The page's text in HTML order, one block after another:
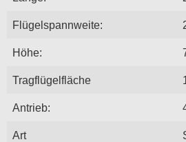
Flügelspannweite:
Höhe:
Tragflügelfläche
Antrieb:
Art